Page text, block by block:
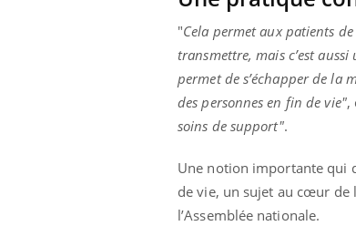
"Cela permet aux patients
transmettre, mais c’est
permet de s’échapper de la
des personnes en fin de vie",
soins de support".
Une notion importante qui
de vie, un sujet au cœur de
l’Assemblée nationale.